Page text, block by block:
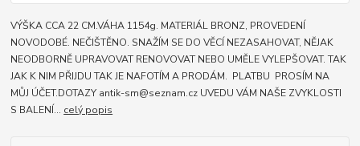
VÝŠKA CCA 22 CM.VÁHA 1154g. MATERIÁL BRONZ, PROVEDENÍ
NOVODOBÉ. NEČIŠTĚNO. SNAŽÍM SE DO VĚCÍ NEZASAHOVAT, NĚJAK
NEODBORNĚ UPRAVOVAT RENOVOVAT NEBO UMĚLE VYLEPŠOVAT. TAK
JAK K NIM PŘIJDU TAK JE NAFOTÍM A PRODÁM. PLATBU PROSÍM NA
MŮJ ÚČET.DOTAZY antik-sm@seznam.cz UVEDU VÁM NAŠE ZVYKLOSTI
S BALENÍ... celý popis